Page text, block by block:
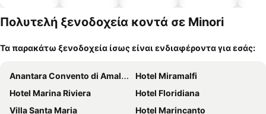
κατοικίδι
Πολυτελή ξενοδοχεία κοντά σε Minori
Τα παρακάτω ξενοδοχεία ίσως είναι ενδιαφέροντα για εσάς:
Anantara Convento di Amalfi Grand Hotel
Hotel Miramalfi
Hotel Marina Riviera
Hotel Floridiana
Villa Santa Maria
Hotel Marincanto